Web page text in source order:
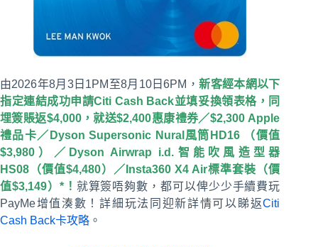
由2026年8月3日1PM至8月10日6PM，新客經本網以下
指定連結成功申請Citi Cash Back並填妥換領表格，同
埋簽賬返$4,000，就送$2,400惠康禮券／$2,300 Apple
禮品卡／Dyson Supersonic Nural風筒HD16 （價值
$3,980）／Dyson Airwrap i.d.智能吹風造型器
HS08（價值$4,480）／Insta360 X4 Air標準套裝（價
值$3,149）*！ 就算簽唔夠數，都可以俾少少手續費玩
PayMe增值湊數！詳細玩法同迎新詳情可以睇返Citi
Cash Back卡攻略 。